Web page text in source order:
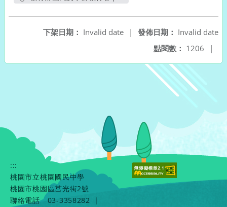
發佈日期： Invalid date
下架日期： Invalid date
|
點閱數： 1206 |
:::
桃園市立桃園國民中學
桃園市桃園區莒光街2號
聯絡電話
03-3358282
|